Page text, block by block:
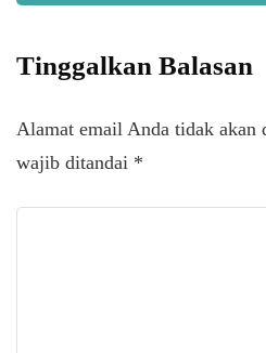
Tinggalkan Balasan
Alamat email Anda tidak akan
wajib ditandai *